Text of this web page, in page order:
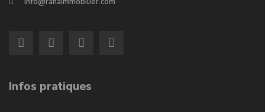
Infos pratiques